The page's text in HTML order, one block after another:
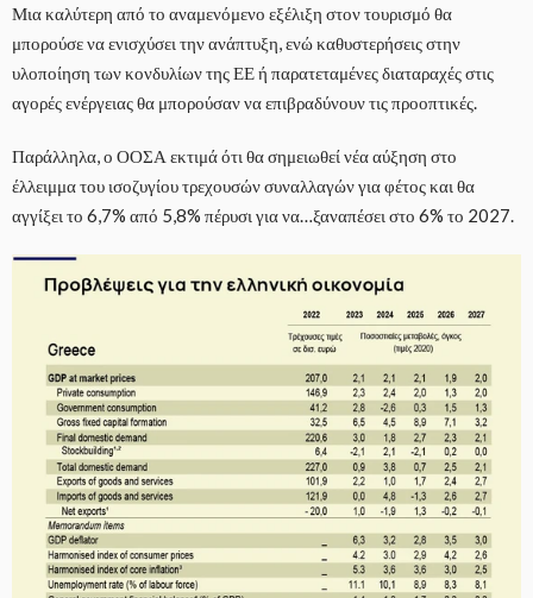
Μια καλύτερη από το αναμενόμενο εξέλιξη στον τουρισμό θα
μπορούσε να ενισχύσει την ανάπτυξη, ενώ καθυστερήσεις στην
υλοποίηση των κονδυλίων της ΕΕ ή παρατεταμένες διαταραχές στις
αγορές ενέργειας θα μπορούσαν να επιβραδύνουν τις προοπτικές.
Παράλληλα, ο ΟΟΣΑ εκτιμά ότι θα σημειωθεί νέα αύξηση στο
έλλειμμα του ισοζυγίου τρεχουσών συναλλαγών για φέτος και θα
αγγίξει το 6,7% από 5,8% πέρυσι για να…ξαναπέσει στο 6% το 2027.